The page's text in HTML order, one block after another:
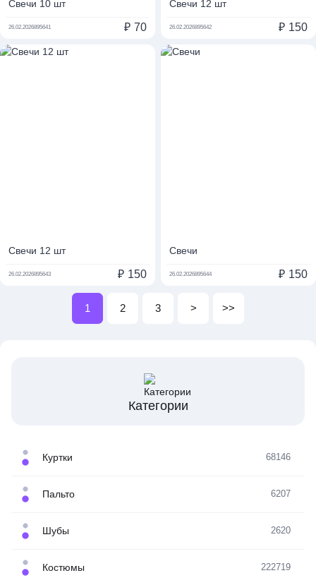
Свечи 10 шт
26.02.2026895641 ₽ 70
Свечи 12 шт
26.02.2026895642 ₽ 150
Свечи 12 шт
26.02.2026895643 ₽ 150
Свечи
26.02.2026895644 ₽ 150
1 2 3 > >>
Категории
Куртки 68146
Пальто 6207
Шубы 2620
Костюмы 222719